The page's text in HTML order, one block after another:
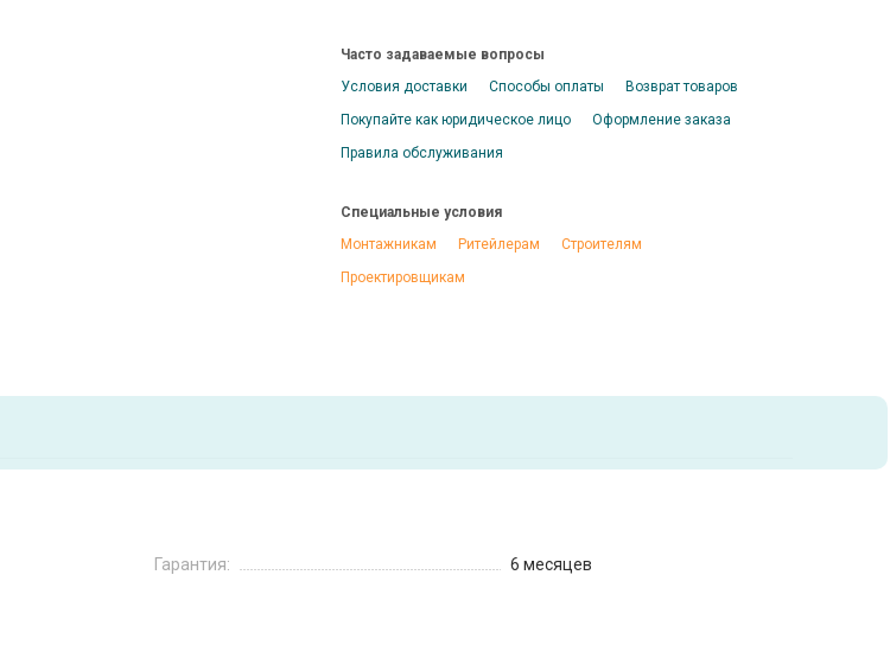
Часто задаваемые вопросы
Условия доставки
Способы оплаты
Возврат товаров
Покупайте как юридическое лицо
Оформление заказа
Правила обслуживания
Специальные условия
Монтажникам
Ритейлерам
Строителям
Проектировщикам
Гарантия: 6 месяцев